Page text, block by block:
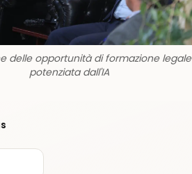
delle opportunità di formazione legale
potenziata dall'IA